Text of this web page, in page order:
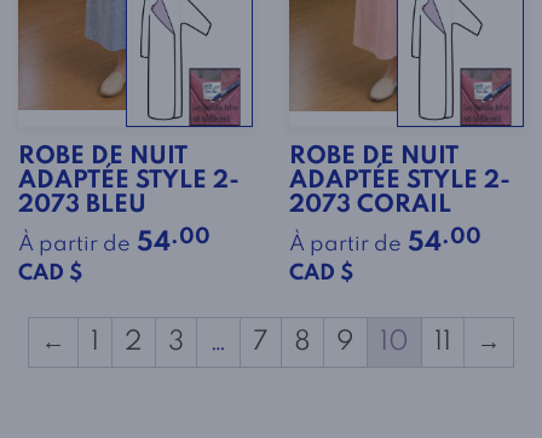
ROBE DE NUIT
ADAPTÉE STYLE 2-
2073 BLEU
À partir de 54.00
CAD $
ROBE DE NUIT
ADAPTÉE STYLE 2-
2073 CORAIL
À partir de 54.00
CAD $
← 2 3 … 7 8 9 10 →